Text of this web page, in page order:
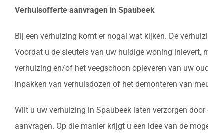
Verhuisofferte aanvragen in Spaubeek
Bij een verhuizing komt er nogal wat kijken. De
Voordat u de sleutels van uw huidige woning inlevert,
verhuizing en/of het veegschoon opleveren van uw
inpakken van verhuisdozen of het demonteren van
Wilt u uw verhuizing in Spaubeek laten verzorgen
aanvragen. Op die manier krijgt u een idee van de